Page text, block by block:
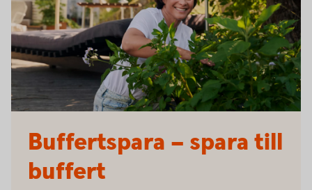
Buffertspara – spara till
buffert